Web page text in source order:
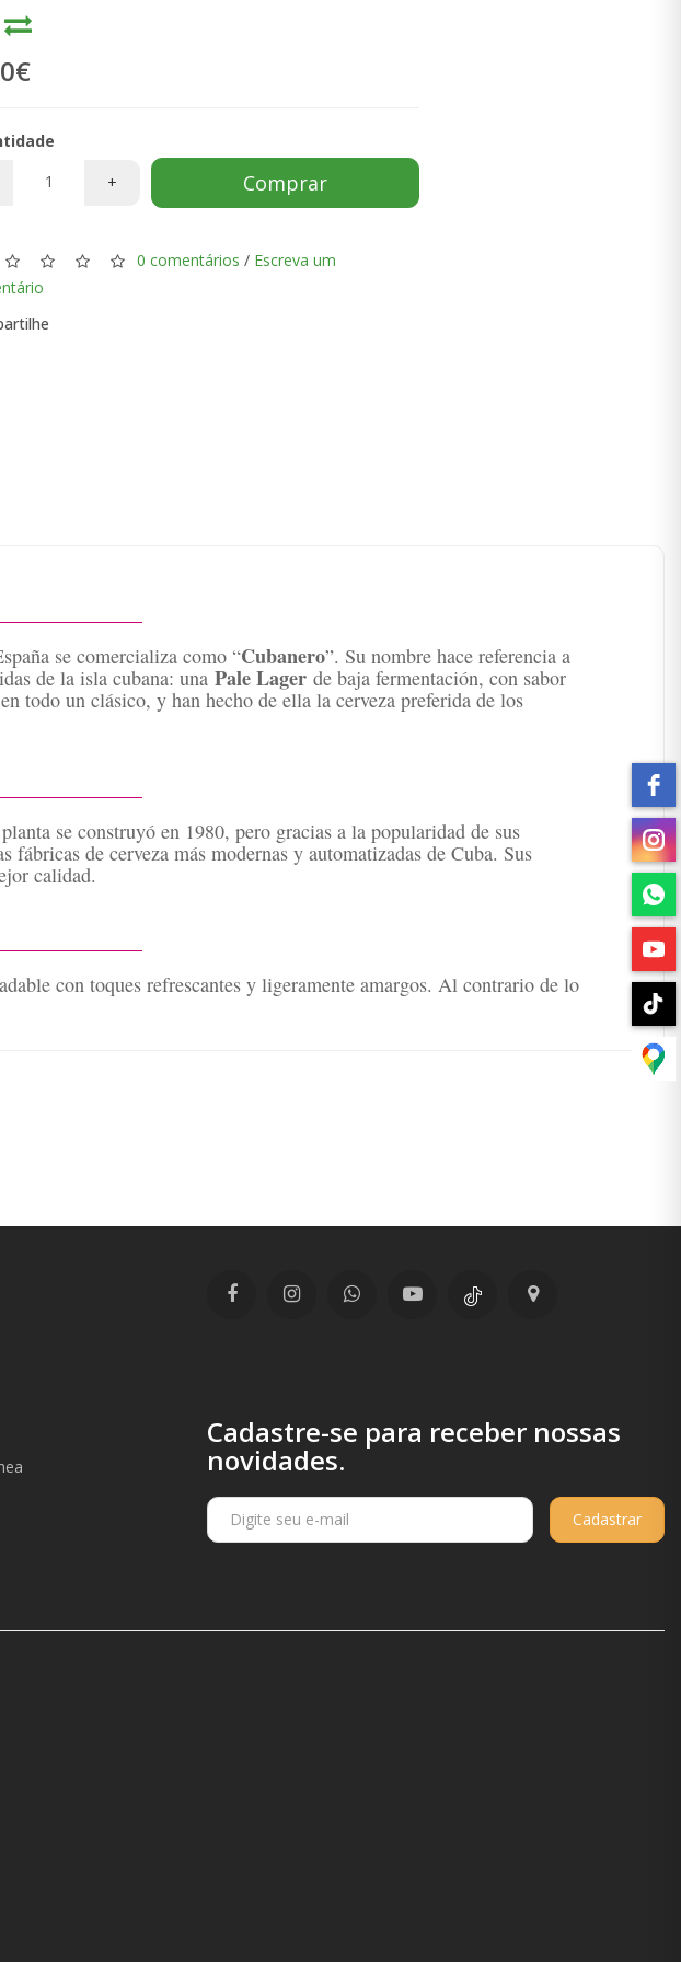
+ Comprar
0 comentários / Escreva um
se comercializa como “Cubanero”. Su nombre hace referencia a
de la isla cubana: una Pale Lager de baja fermentación, con sabor
todo un clásico, y han hecho de ella la cerveza preferida de los
se construyó en 1980, pero gracias a la popularidad de sus
de cerveza más modernas y automatizadas de Cuba. Sus
calidad.
con toques refrescantes y ligeramente amargos. Al contrario de lo
Cadastre-se para receber nossas
novidades.
Cadastrar